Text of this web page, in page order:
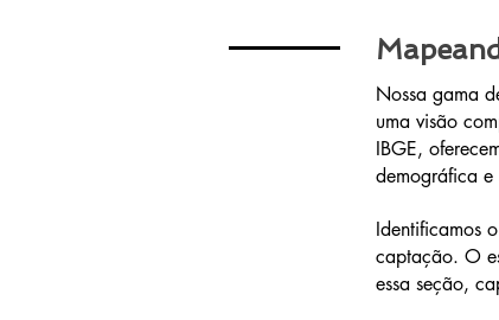
Nossa gama
uma visão
IBGE,
demográfica
Identificamos
captação. O
essa seção,